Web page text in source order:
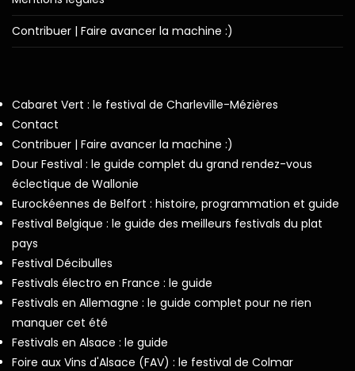
Contribuer | Faire avancer la machine :)
Cabaret Vert : le festival de Charleville-Mézières
Contact
Contribuer | Faire avancer la machine :)
Dour Festival : le guide complet du grand rendez-vous
éclectique de Wallonie
Eurockéennes de Belfort : histoire, programmation et guide
Festival Belgique : le guide des meilleurs festivals du plat
pays
Festival Décibulles
Festivals électro en France : le guide
Festivals en Allemagne : le guide complet pour ne rien
manquer cet été
Festivals en Alsace : le guide
Foire aux Vins d'Alsace (FAV) : le festival de Colmar